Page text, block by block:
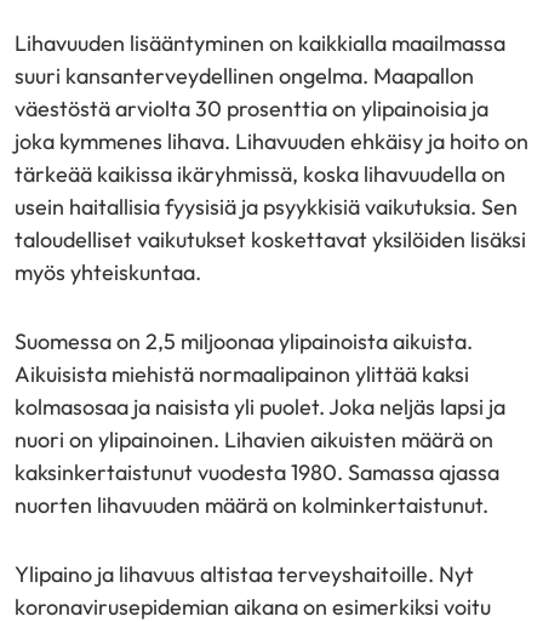
Lihavuuden lisääntyminen on kaikkialla maailmassa
suuri kansanterveydellinen ongelma. Maapallon
väestöstä arviolta 30 prosenttia on ylipainoisia ja
joka kymmenes lihava. Lihavuuden ehkäisy ja hoito on
tärkeää kaikissa ikäryhmissä, koska lihavuudella on
usein haitallisia fyysisiä ja psyykkisiä vaikutuksia. Sen
taloudelliset vaikutukset koskettavat yksilöiden lisäksi
myös yhteiskuntaa.
Suomessa on 2,5 miljoonaa ylipainoista aikuista.
Aikuisista miehistä normaalipainon ylittää kaksi
kolmasosaa ja naisista yli puolet. Joka neljäs lapsi ja
nuori on ylipainoinen. Lihavien aikuisten määrä on
kaksinkertaistunut vuodesta 1980. Samassa ajassa
nuorten lihavuuden määrä on kolminkertaistunut.
Ylipaino ja lihavuus altistaa terveyshaitoille. Nyt
koronavirusepidemian aikana on esimerkiksi voitu